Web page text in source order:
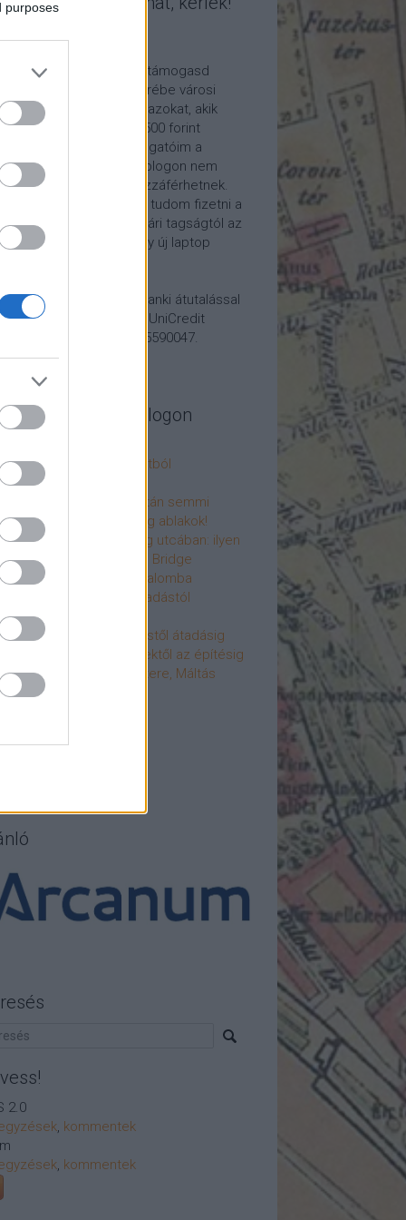
purposes
tetszik a blogom, kérlek támogasd
anyagilag is! Cserébe városi
hívom meg időnként azokat, akik
havi 5 euró vagy 2500 forint
küldenek. Támogatóim a
on exkluzív, a blogon nem
tartalmakhoz is hozzáférhetnek.
segítségével tudom fizetni a
költségeit a könyvtári tagságtól az
előfizetésen át egy új laptop
egyszerű banki átutalással
Papp Géza, UniCredit
10918001-00000022-65590047.
Fővárosi Blog
cikkek a blogon
fogorvosi rendelő a múltból
a 4-es metrón
tervezik, megígérik, aztán semmi
újjászülettek az ólomüveg ablakok!
terek a Mérleg utcában: ilyen
a Mamaison Hotel Chain Bridge
költözött a Hengermalomba
története: az átadástól
története: építéstől átadásig
története: ötletektől az építésig
elfeledett mestere, Máltás
2.0
, kommentek
, kommentek